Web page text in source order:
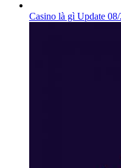
Casino là gì Update